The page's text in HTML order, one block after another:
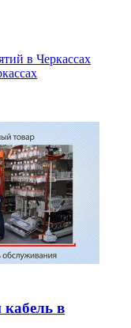
в Черкассах
в